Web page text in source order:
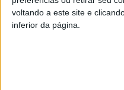
voltando a este site e
inferior da página.
cinemas portuguesas.